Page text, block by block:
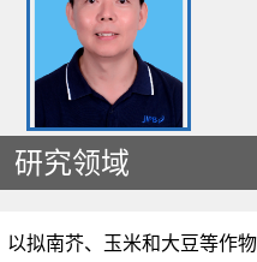
研究领域
以拟南芥、玉米和大豆等作